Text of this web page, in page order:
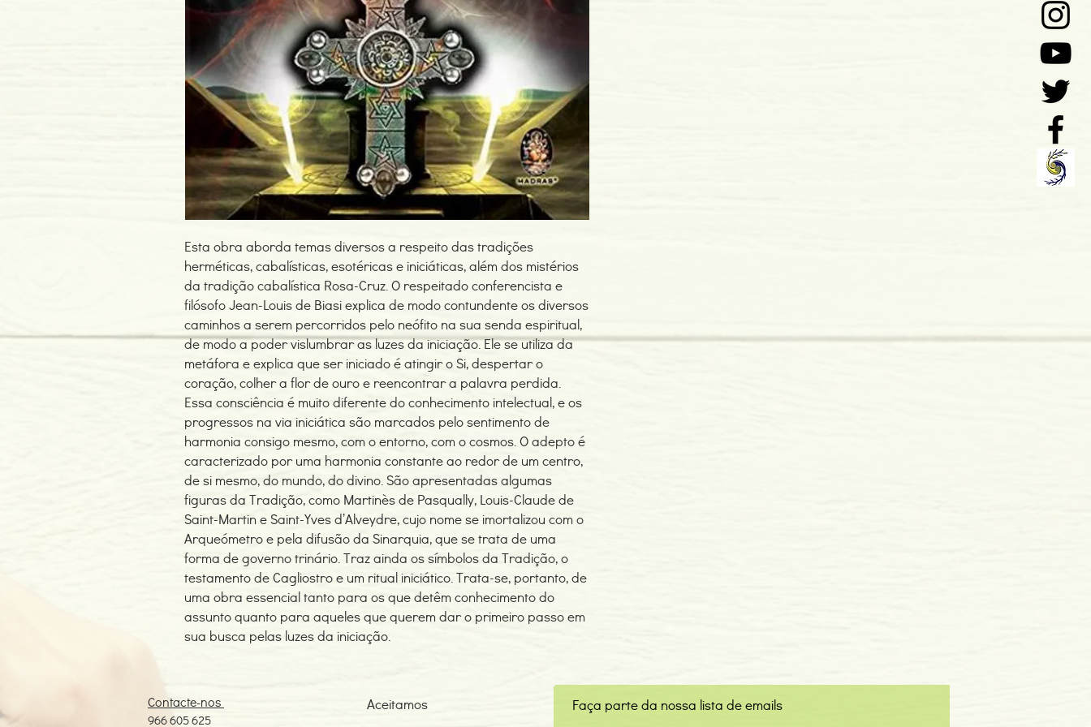
Esta obra aborda temas diversos a respeito das tradições
herméticas, cabalísticas, esotéricas e iniciáticas, além dos mistérios
da tradição cabalística Rosa-Cruz. O respeitado conferencista e
filósofo Jean-Louis de Biasi explica de modo contundente os diversos
caminhos a serem percorridos pelo neófito na sua senda espiritual,
de modo a poder vislumbrar as luzes da iniciação. Ele se utiliza da
metáfora e explica que ser iniciado é atingir o Si, despertar o
coração, colher a flor de ouro e reencontrar a palavra perdida.
Essa consciência é muito diferente do conhecimento intelectual, e os
progressos na via iniciática são marcados pelo sentimento de
harmonia consigo mesmo, com o entorno, com o cosmos. O adepto é
caracterizado por uma harmonia constante ao redor de um centro,
de si mesmo, do mundo, do divino. São apresentadas algumas
figuras da Tradição, como Martinès de Pasqually, Louis-Claude de
Saint-Martin e Saint-Yves d’Alveydre, cujo nome se imortalizou com o
Arqueómetro e pela difusão da Sinarquia, que se trata de uma
forma de governo trinário. Traz ainda os símbolos da Tradição, o
testamento de Cagliostro e um ritual iniciático. Trata-se, portanto, de
uma obra essencial tanto para os que detêm conhecimento do
assunto quanto para aqueles que querem dar o primeiro passo em
sua busca pelas luzes da iniciação.
Contacte-nos
966 605 625
Aceitamos Faça parte da nossa lista de emails